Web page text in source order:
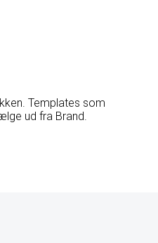
Templates som
ud fra Brand.